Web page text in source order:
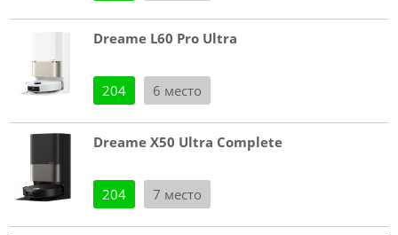
Dreame L60 Pro Ultra
204 6 место
Dreame X50 Ultra Complete
204 7 место